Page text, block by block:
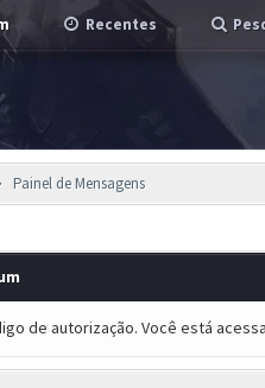
Recentes
Painel de Mensagens
de autorização. Você está